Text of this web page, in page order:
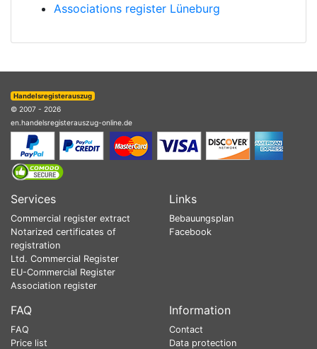
Associations register Lüneburg
Handelsregisterauszug
© 2007 - 2026
en.handelsregisterauszug-online.de
Services
Commercial register extract
Notarized certificates of
registration
Ltd. Commercial Register
EU-Commercial Register
Association register
Links
Bebauungsplan
Facebook
FAQ
FAQ
Price list
Information
Contact
Data protection